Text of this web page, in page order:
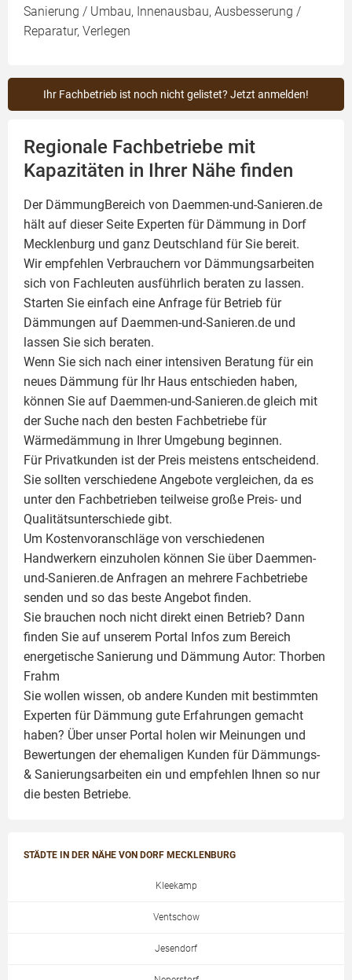
Sanierung / Umbau, Innenausbau, Ausbesserung /
Reparatur, Verlegen
Ihr Fachbetrieb ist noch nicht gelistet? Jetzt anmelden!
Regionale Fachbetriebe mit
Kapazitäten in Ihrer Nähe finden
Der DämmungBereich von Daemmen-und-Sanieren.de
hält auf dieser Seite Experten für Dämmung in Dorf
Mecklenburg und ganz Deutschland für Sie bereit.
Wir empfehlen Verbrauchern vor Dämmungsarbeiten
sich von Fachleuten ausführlich beraten zu lassen.
Starten Sie einfach eine Anfrage für Betrieb für
Dämmungen auf Daemmen-und-Sanieren.de und
lassen Sie sich beraten.
Wenn Sie sich nach einer intensiven Beratung für ein
neues Dämmung für Ihr Haus entschieden haben,
können Sie auf Daemmen-und-Sanieren.de gleich mit
der Suche nach den besten Fachbetriebe für
Wärmedämmung in Ihrer Umgebung beginnen.
Für Privatkunden ist der Preis meistens entscheidend.
Sie sollten verschiedene Angebote vergleichen, da es
unter den Fachbetrieben teilweise große Preis- und
Qualitätsunterschiede gibt.
Um Kostenvoranschläge von verschiedenen
Handwerkern einzuholen können Sie über Daemmen-
und-Sanieren.de Anfragen an mehrere Fachbetriebe
senden und so das beste Angebot finden.
Sie brauchen noch nicht direkt einen Betrieb? Dann
finden Sie auf unserem Portal Infos zum Bereich
energetische Sanierung und Dämmung Autor: Thorben
Frahm
Sie wollen wissen, ob andere Kunden mit bestimmten
Experten für Dämmung gute Erfahrungen gemacht
haben? Über unser Portal holen wir Meinungen und
Bewertungen der ehemaligen Kunden für Dämmungs-
& Sanierungsarbeiten ein und empfehlen Ihnen so nur
die besten Betriebe.
STÄDTE IN DER NÄHE VON DORF MECKLENBURG
Kleekamp
Ventschow
Jesendorf